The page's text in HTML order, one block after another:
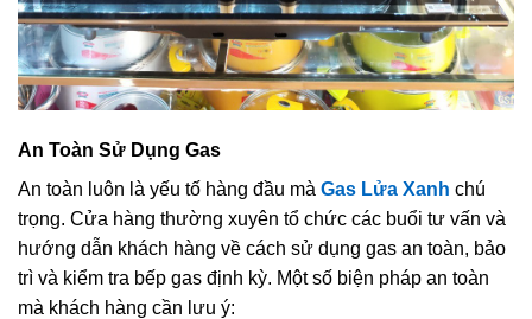
An Toàn Sử Dụng Gas
An toàn luôn là yếu tố hàng đầu mà Gas Lửa Xanh chú
trọng. Cửa hàng thường xuyên tổ chức các buổi tư vấn và
hướng dẫn khách hàng về cách sử dụng gas an toàn, bảo
trì và kiểm tra bếp gas định kỳ. Một số biện pháp an toàn
mà khách hàng cần lưu ý: